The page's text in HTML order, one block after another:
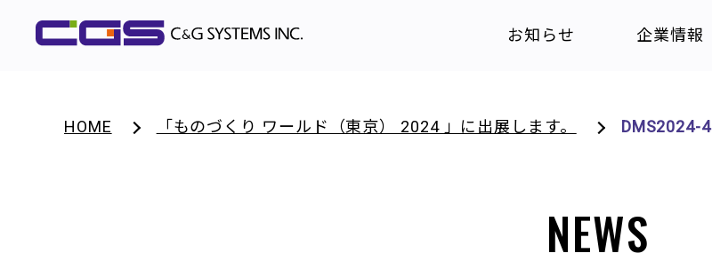
お知らせ 企業情報
HOME 「ものづくり ワールド（東京） 2024 」に出展します。 DMS2024-4
NEWS